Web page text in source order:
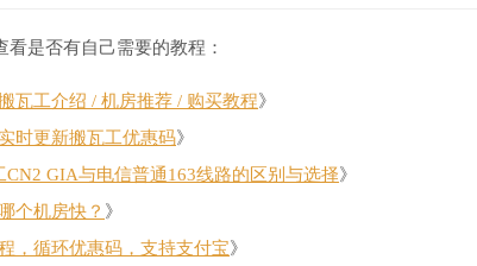
是否有自己需要的教程：
瓦工介绍 / 机房推荐 / 购买教程》
时更新搬瓦工优惠码》
CN2 GIA与电信普通163线路的区别与选择》
个机房快？ 》
，循环优惠码，支持支付宝》